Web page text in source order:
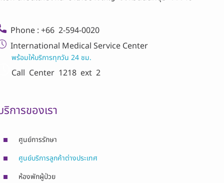
Phone : +66 2-594-0020
International Medical Service Center
ร้อมให้บริการทุกวัน 24 ชม.
Call Center 1218 ext 2
การของเรา
ศูนย์การรักษา
ศูนย์บริการลูกค้าต่างประเทศ
ห้องพักผู้ป่วย